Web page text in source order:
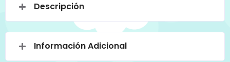
Descripción
Información Adicional